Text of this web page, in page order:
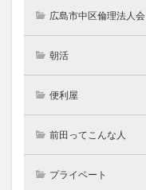
広島市中区倫理法人会
朝活
便利屋
前田ってこんな人
プライベート